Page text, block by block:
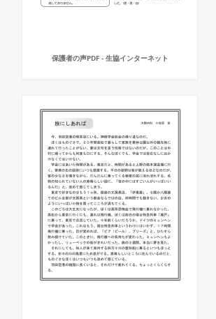
保護者の声PDF - 生協インターネット